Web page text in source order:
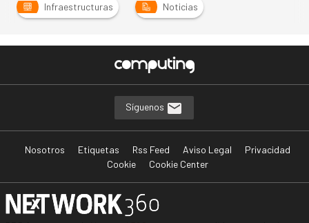
Infraestructuras Noticias
Síguenos
Nosotros Etiquetas Rss Feed Aviso Legal
Privacidad
Cookie
Cookie Center